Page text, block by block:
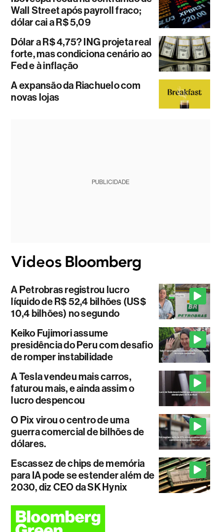
Wall Street após payroll fraco;
dólar cai a R$ 5,09
Dólar a R$ 4,75? ING projeta real
forte, mas condiciona cenário ao
Fed e à inflação
A expansão da Riachuelo com
novas lojas
PUBLICIDADE
A Petrobras registrou lucro
líquido de R$ 52,4 bilhões (US$
10,4 bilhões) no segundo
Keiko Fujimori assume
presidência do Peru com desafio
de romper instabilidade
A Tesla vendeu mais carros,
faturou mais, e ainda assim o
lucro despencou
O Pix virou o centro de uma
guerra comercial de bilhões de
dólares.
Escassez de chips de memória
para IA pode se estender além de
2030, diz CEO da SK Hynix